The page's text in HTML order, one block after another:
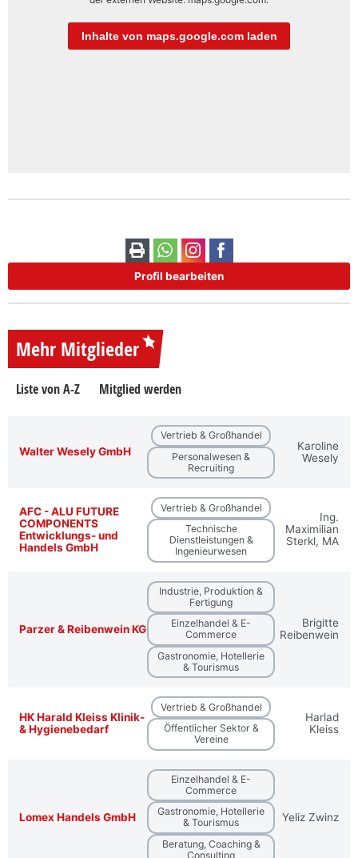
Inhalte von maps.google.com laden
Profil bearbeiten
Mehr Mitglieder
Liste von A-Z Mitglied werden
Walter Wesely GmbH
Vertrieb & Großhandel
Personalwesen &
Recruiting
Karoline
Wesely
AFC - ALU FUTURE
COMPONENTS
Entwicklungs- und
Handels GmbH
Vertrieb & Großhandel
Technische
Dienstleistungen &
Ingenieurwesen
Ing.
Maximilian
Sterkl, MA
Parzer & Reibenwein KG
Industrie, Produktion &
Fertigung
Einzelhandel & E-
Commerce
Gastronomie, Hotellerie
& Tourismus
Brigitte
Reibenwein
HK Harald Kleiss Klinik-
& Hygienebedarf
Vertrieb & Großhandel
Öffentlicher Sektor &
Vereine
Harlad
Kleiss
Lomex Handels GmbH
Einzelhandel & E-
Commerce
Gastronomie, Hotellerie
& Tourismus
Beratung, Coaching &
Consulting
Yeliz Zwinz